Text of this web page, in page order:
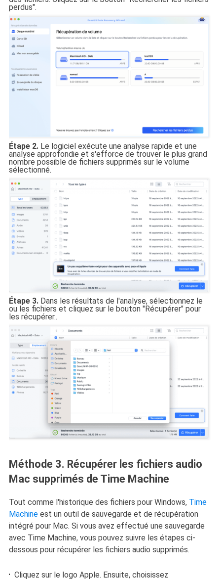
perdus".
Étape 2. Le logiciel exécute une analyse rapide et une
analyse approfondie et s'efforce de trouver le plus grand
nombre possible de fichiers supprimés sur le volume
sélectionné.
Étape 3. Dans les résultats de l'analyse, sélectionnez le
ou les fichiers et cliquez sur le bouton "Récupérer" pour
les récupérer..
Méthode 3. Récupérer les fichiers audio
Mac supprimés de Time Machine
Tout comme l'historique des fichiers pour Windows, Time
Machineest un outil de sauvegarde et de récupération
intégré pour Mac. Si vous avez effectué une sauvegarde
avec Time Machine, vous pouvez suivre les étapes ci-
dessous pour récupérer les fichiers audio supprimés.
Cliquez sur le logo Apple. Ensuite, choisissez